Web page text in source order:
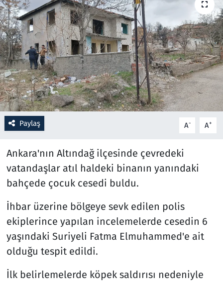
Paylaş A- A+
Ankara'nın Altındağ ilçesinde çevredeki
vatandaşlar atıl haldeki binanın yanındaki
bahçede çocuk cesedi buldu.
İhbar üzerine bölgeye sevk edilen polis
ekiplerince yapılan incelemelerde cesedin 6
yaşındaki Suriyeli Fatma Elmuhammed'e ait
olduğu tespit edildi.
İlk belirlemelerde köpek saldırısı nedeniyle
Oyun
Ramazan
Resmi İlanlar
Rüya Tabirleri
Sağlık
Savunma Sanayi
Seçim 2023
Spor
Teknoloji ve Bilim
Televizyon